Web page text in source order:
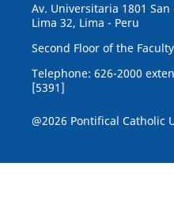
Av. Universitaria 1801
Lima 32, Lima - Peru
Second Floor of the
Telephone: 626-2000
[5391]
@2026 Pontifical Catholic